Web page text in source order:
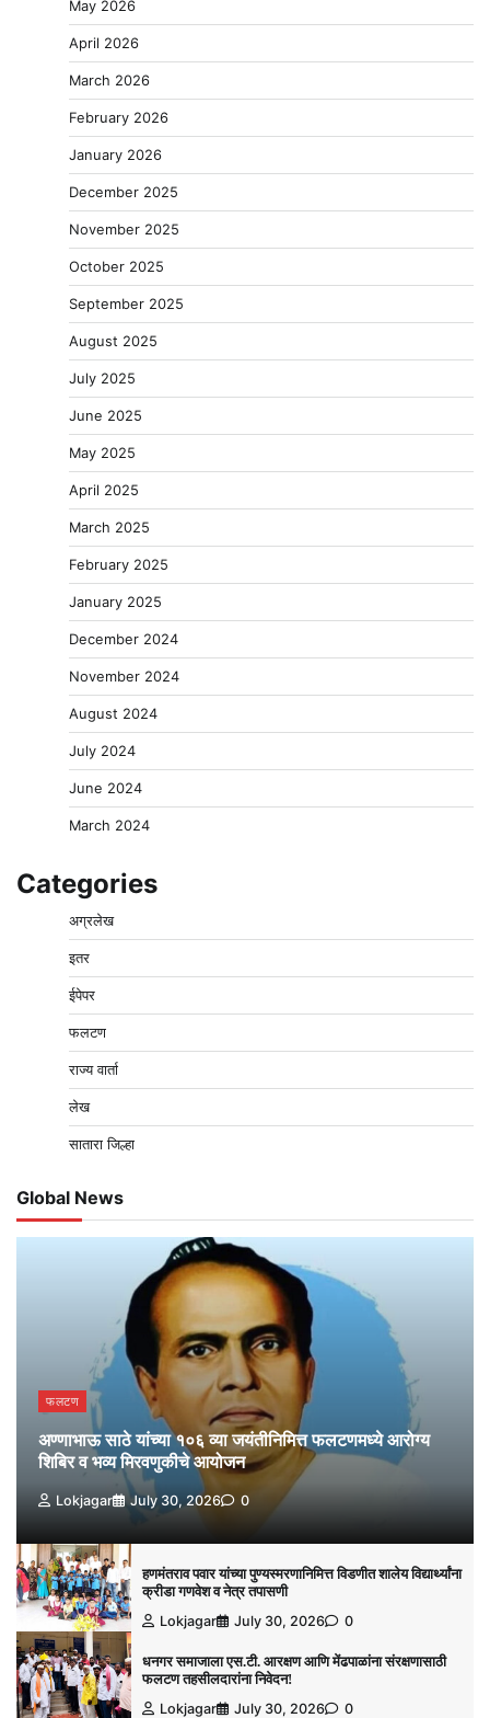
May 2026
April 2026
March 2026
February 2026
January 2026
December 2025
November 2025
October 2025
September 2025
August 2025
July 2025
June 2025
May 2025
April 2025
March 2025
February 2025
January 2025
December 2024
November 2024
August 2024
July 2024
June 2024
March 2024
Categories
अग्रलेख
इतर
ईपेपर
फलटण
राज्य वार्ता
लेख
सातारा जिल्हा
Global News
फलटण
अण्णाभाऊ साठे यांच्या १०६ व्या जयंतीनिमित्त फलटणमध्ये आरोग्य
शिबिर व भव्य मिरवणुकीचे आयोजन
Lokjagar July 30, 2026 0
हणमंतराव पवार यांच्या पुण्यस्मरणानिमित्त विडणीत शालेय विद्यार्थ्यांना
क्रीडा गणवेश व नेत्र तपासणी
Lokjagar
July 30, 2026 0
धनगर समाजाला एस.टी. आरक्षण आणि मेंढपाळांना संरक्षणासाठी
फलटण तहसीलदारांना निवेदन!
Lokjagar
July 30, 2026 0